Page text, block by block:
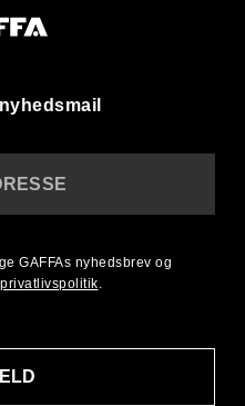
GAFFAs nyhedsbrev og
.